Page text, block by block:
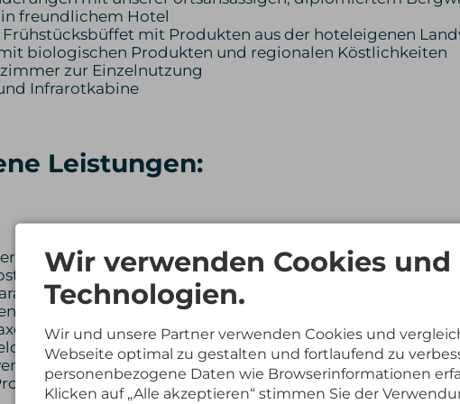
freundlichem Hotel
mit Produkten aus der hoteleigenen
biologischen Produkten und regionalen Köstlichkeiten
zur Einzelnutzung
Infrarotkabine
Leistungen:
mitzubringen
im Warenkorb zugebucht werden, Preis 120,00 Euro
(ÖVM) für den Hund
notwendige, nicht standardmäßig geplante
Wir verwenden Cookies und
Technologien.
Wir und unsere Partner verwenden Cookies und
Webseite optimal zu gestalten und fortlaufend zu
personenbezogene Daten wie Browserinformationen
Klicken auf „Alle akzeptieren“ stimmen Sie der